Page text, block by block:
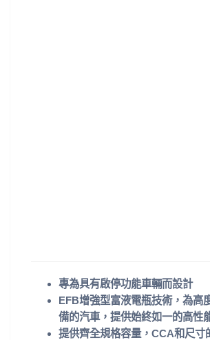
專為具有啟停功能車輛而設計
EFB增強型富液電瓶技術，為高
備的汽車，提供始終如一的高性
提供齊全規格容量，CCA和尺寸